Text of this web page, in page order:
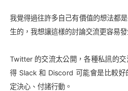
我覺得過往許多自己有價值的想法都
生的，我想讓這樣的討論交流更容易發
Twitter 的交流太公開，各種私訊的
得 Slack 和 Discord 可能會是比較好
定決心、付諸行動。